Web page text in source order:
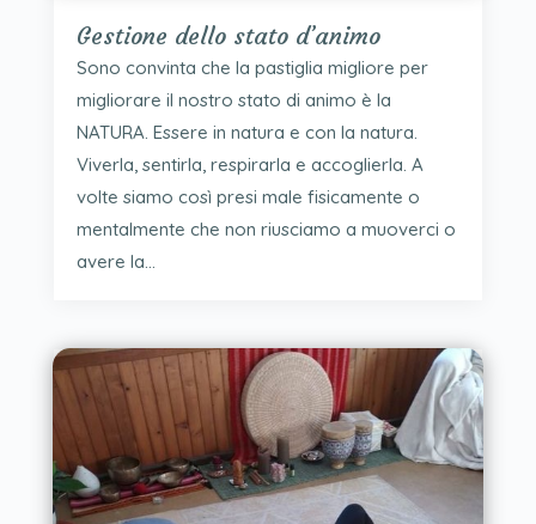
Gestione dello stato d’animo
Sono convinta che la pastiglia migliore per
migliorare il nostro stato di animo è la
NATURA. Essere in natura e con la natura.
Viverla, sentirla, respirarla e accoglierla. A
volte siamo così presi male fisicamente o
mentalmente che non riusciamo a muoverci o
avere la...